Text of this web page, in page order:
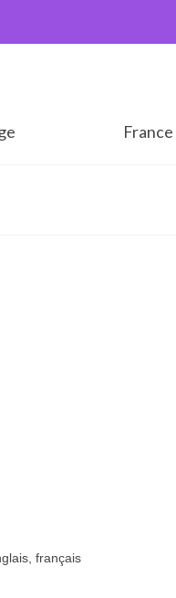
France
français